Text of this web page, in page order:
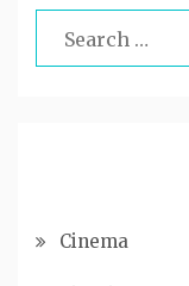
for:
Cinema